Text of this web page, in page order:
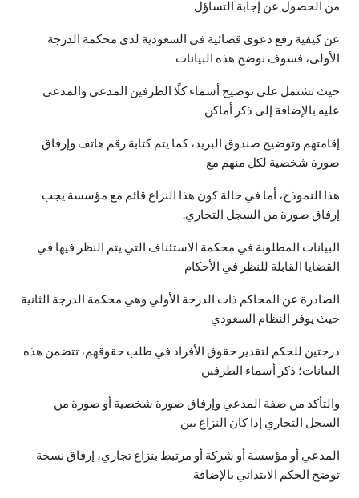
من الحصول عن إجابة التساؤل
عن كيفية رفع دعوى قضائية في السعودية لدى محكمة الدرجة
الأولى، فسوف نوضح هذه البيانات
حيث تشتمل على توضيح أسماء كلًا الطرفين المدعي والمدعى
عليه بالإضافة إلى ذكر أماكن
إقامتهم وتوضيح صندوق البريد، كما يتم كتابة رقم هاتف وإرفاق
صورة شخصية لكل منهم مع
هذا النموذج، أما في حالة كون هذا النزاع قائم مع مؤسسة يجب
إرفاق صورة من السجل التجاري.
البيانات المطلوبة في محكمة الاستئناف التي يتم النظر فيها في
القضايا القابلة للنظر في الأحكام
الصادرة عن المحاكم ذات الدرجة الأولي وهي محكمة الدرجة الثانية
حيث يوفر النظام السعودي
درجتين للحكم لتقدير حقوق الأفراد في طلب حقوقهم، تتضمن هذه
البيانات؛ ذكر أسماء الطرفين
والتأكد من صفة المدعي وإرفاق صورة شخصية أو صورة من
السجل التجاري إذا كان النزاع بين
المدعي أو مؤسسة أو شركة أو مرتبط بنزاع تجاري، إرفاق نسخة
توضح الحكم الابتدائي بالإضافة